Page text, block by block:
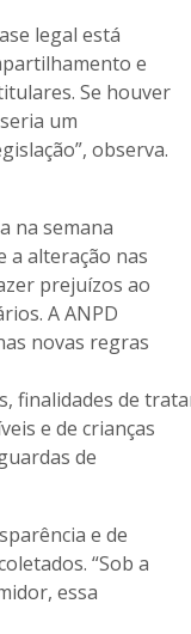
legal está
e
Se houver
um
observa.
na semana
a alteração nas
prejuízos ao
A ANPD
novas regras
finalidades de
e de crianças
de
e de
“Sob a
essa